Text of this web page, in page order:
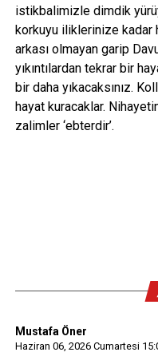
istikbalimizle dimdik
korkuyu iliklerinize kadar
arkası olmayan garip
yıkıntılardan tekrar bir
bir daha yıkacaksınız.
hayat kuracaklar.
zalimler ‘ebterdir’.
Mustafa Öner
Haziran 06, 2026 Cumartesi